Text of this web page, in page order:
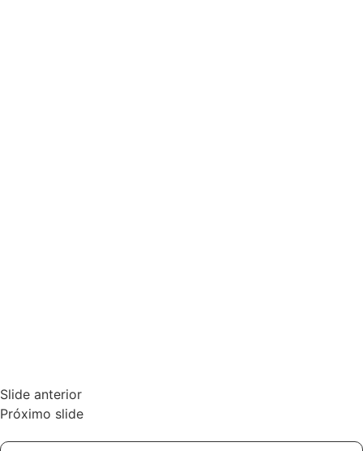
Slide anterior
Próximo slide